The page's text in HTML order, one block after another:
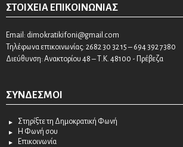
ΣΤΟΙΧΕΊΑ ΕΠΙΚΟΙΝΩΝΊΑΣ
Email: dimokratikifoni@gmail.com
Τηλέφωνα επικοινωνίας: 2682 30 32 15 – 694 392 7380
Διεύθυνση: Ανακτορίου 48 – Τ.Κ. 48100 - Πρέβεζα
ΣΎΝΔΕΣΜΟΙ
Στηρίξτε τη Δημοκρατική Φωνή
Η Φωνή σου
Επικοινωνία